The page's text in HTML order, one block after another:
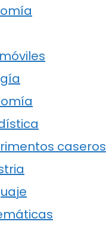
caseros